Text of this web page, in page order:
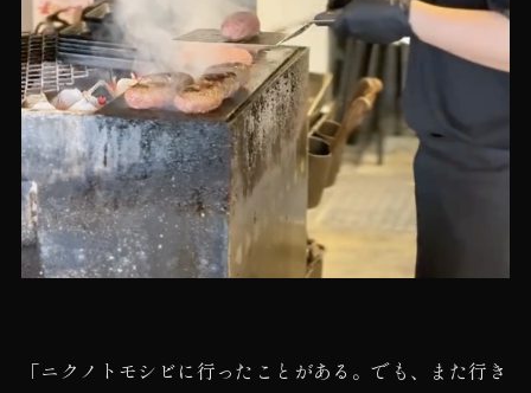
「ニクノトモシビに行ったことがある。でも、また行き